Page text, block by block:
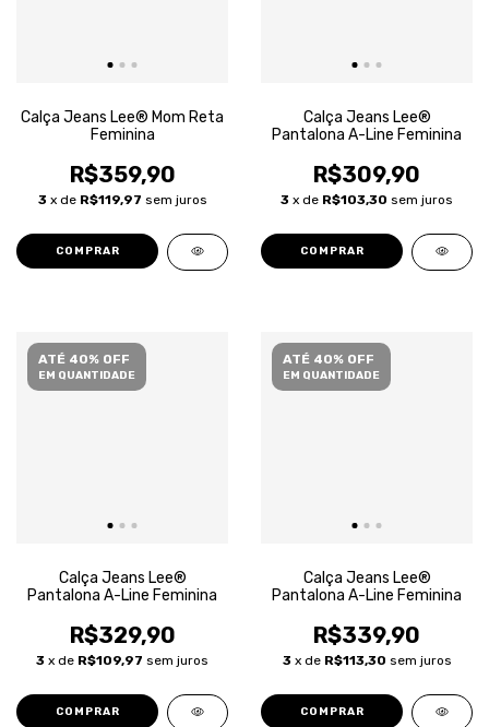
Calça Jeans Lee® Mom Reta
Feminina
R$359,90
3 x de R$119,97 sem juros
COMPRAR
Calça Jeans Lee®
Pantalona A-Line Feminina
R$309,90
3 x de R$103,30 sem juros
COMPRAR
ATÉ 40% OFF
EM QUANTIDADE
Calça Jeans Lee®
Pantalona A-Line Feminina
R$329,90
3 x de R$109,97 sem juros
COMPRAR
ATÉ 40% OFF
EM QUANTIDADE
Calça Jeans Lee®
Pantalona A-Line Feminina
R$339,90
3 x de R$113,30 sem juros
COMPRAR